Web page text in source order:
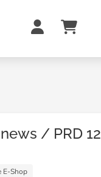
/ PRD 12
E-Shop